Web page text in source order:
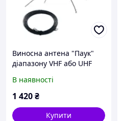
Виносна антена "Паук"
діапазону VHF або UHF
R7/R7A (15м)
В наявності
1 420₴
Купити